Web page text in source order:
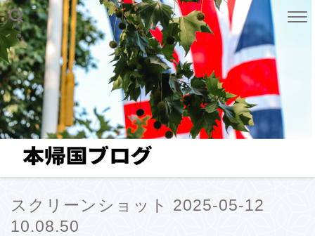
スクリーンショット 2025-05-12
10.08.50